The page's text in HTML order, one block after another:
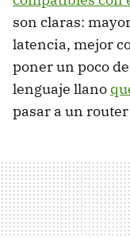
son claras:
latencia, mejor
poner un poco
lenguaje llano
pasar a un